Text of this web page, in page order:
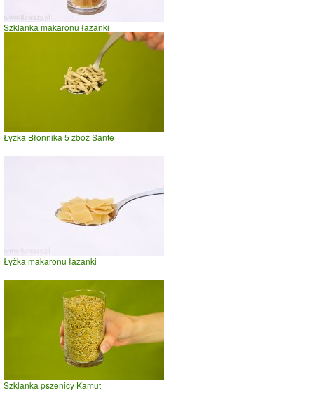
Szklanka makaronu łazanki
Łyżka Błonnika 5 zbóż Sante
Łyżka makaronu łazanki
Szklanka pszenicy Kamut